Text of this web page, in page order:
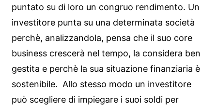
puntato su di loro un congruo rendimento. Un
investitore punta su una determinata società
perchè, analizzandola, pensa che il suo core
business crescerà nel tempo, la considera ben
gestita e perchè la sua situazione finanziaria è
sostenibile. Allo stesso modo un investitore
può scegliere di impiegare i suoi soldi per